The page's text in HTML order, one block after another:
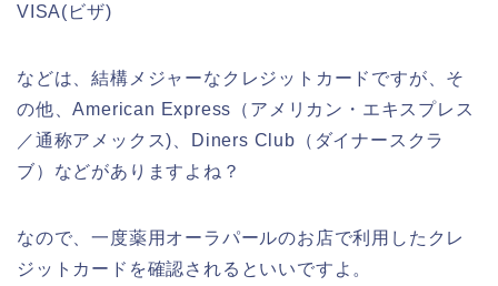
VISA(ビザ)
などは、結構メジャーなクレジットカードですが、そ
の他、American Express（アメリカン・エキスプレス
／通称アメックス)、Diners Club（ダイナースクラ
ブ）などがありますよね？
なので、一度薬用オーラパールのお店で利用したクレ
ジットカードを確認されるといいですよ。